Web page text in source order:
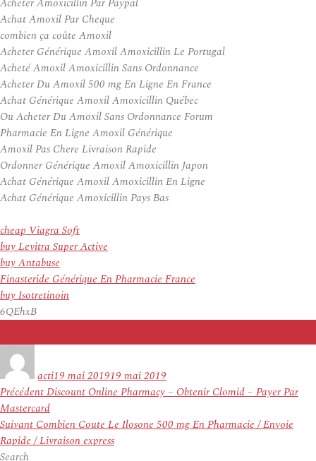
Achat Amoxil Par Cheque
combien ça coûte Amoxil
Acheter Générique Amoxil Amoxicillin Le Portugal
Acheté Amoxil Amoxicillin Sans Ordonnance
Acheter Du Amoxil 500 mg En Ligne En France
Achat Générique Amoxil Amoxicillin Québec
Ou Acheter Du Amoxil Sans Ordonnance Forum
Pharmacie En Ligne Amoxil Générique
Amoxil Pas Chere Livraison Rapide
Ordonner Générique Amoxil Amoxicillin Japon
Achat Générique Amoxil Amoxicillin En Ligne
Achat Générique Amoxicillin Pays Bas
cheap Viagra Soft
buy Levitra Super Active
buy Antabuse
Finasteride Générique En Pharmacie France
buy Isotretinoin
6QEhxB
actile
19 mai 201919 mai 2019
Navigation
de
l’article
PrécédentArticle
précédent :
Discount Online Pharmacy – Obtenir Clomid – Payer Par
Mastercard
Suivant Article
suivant :
Combien Coute Le Ilosone 500 mg En Pharmacie / Envoie
Rapide / Livraison express
Search